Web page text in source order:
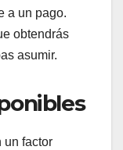
a un pago.
obtendrás
asumir.
un factor